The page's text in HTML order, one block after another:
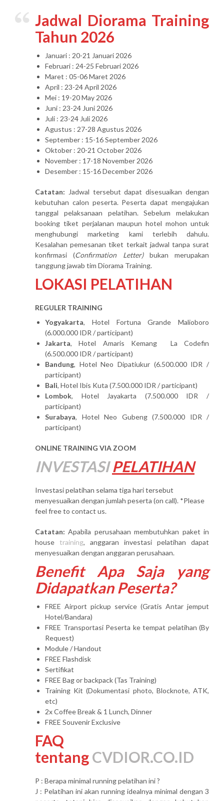
Jadwal Diorama Training
Tahun 2026
Januari : 20-21 Januari 2026
Februari : 24-25 Februari 2026
Maret : 05-06 Maret 2026
April : 23-24 April 2026
Mei : 19-20 May 2026
Juni : 23-24 Juni 2026
Juli : 23-24 Juli 2026
Agustus : 27-28 Agustus 2026
September : 15-16 September 2026
Oktober : 20-21 October 2026
November : 17-18 November 2026
Desember : 15-16 December 2026
Catatan: Jadwal tersebut dapat disesuaikan dengan
kebutuhan calon peserta. Peserta dapat mengajukan
tanggal pelaksanaan pelatihan. Sebelum melakukan
booking tiket perjalanan maupun hotel mohon untuk
menghubungi marketing kami terlebih dahulu.
Kesalahan pemesanan tiket terkait jadwal tanpa surat
konfirmasi (Confirmation Letter)bukan merupakan
tanggung jawab tim Diorama Training.
LOKASI PELATIHAN
REGULER TRAINING
Yogyakarta, Hotel Fortuna Grande Malioboro
(6.000.000 IDR / participant)
Jakarta, Hotel Amaris Kemang La Codefin
(6.500.000 IDR / participant)
Bandung, Hotel Neo Dipatiukur (6.500.000 IDR /
participant)
Bali, Hotel Ibis Kuta (7.500.000 IDR / participant)
Lombok, Hotel Jayakarta (7.500.000 IDR /
participant)
Surabaya, Hotel Neo Gubeng (7.500.000 IDR /
participant)
ONLINE TRAINING VIA ZOOM
INVESTASI PELATIHAN
Investasi pelatihan selama tiga hari tersebut
menyesuaikan dengan jumlah peserta (on call). *Please
feel free to contact us.
Catatan: Apabila perusahaan membutuhkan paket in
house training, anggaran investasi pelatihan dapat
menyesuaikan dengan anggaran perusahaan.
Benefit Apa Saja yang
Didapatkan Peserta?
FREE Airport pickup service (Gratis Antar jemput
Hotel/Bandara)
FREE Transportasi Peserta ke tempat pelatihan (By
Request)
Module / Handout
FREE Flashdisk
Sertifikat
FREE Bag or backpack (Tas Training)
Training Kit (Dokumentasi photo, Blocknote, ATK,
etc)
2x Coffee Break & 1 Lunch, Dinner
FREE Souvenir Exclusive
FAQ
tentangCVDIOR.CO.ID
P : Berapa minimal running pelatihan ini ?
J : Pelatihan ini akan running idealnya minimal dengan 3